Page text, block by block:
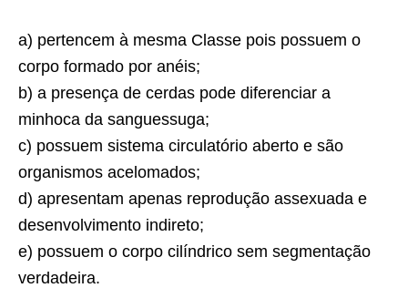
a) pertencem à mesma Classe pois possuem o
corpo formado por anéis;
b) a presença de cerdas pode diferenciar a
minhoca da sanguessuga;
c) possuem sistema circulatório aberto e são
organismos acelomados;
d) apresentam apenas reprodução assexuada e
desenvolvimento indireto;
e) possuem o corpo cilíndrico sem segmentação
verdadeira.